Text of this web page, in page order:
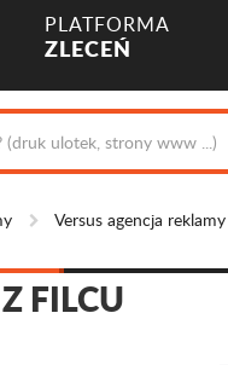
PLATFORMA
ZLECEŃ
Versus agencja reklamy
FILCU